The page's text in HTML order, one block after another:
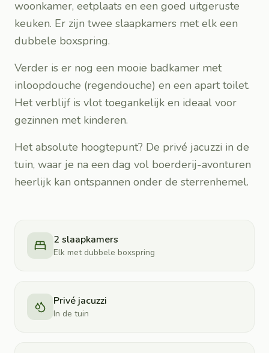
woonkamer, eetplaats en een goed uitgeruste
keuken. Er zijn twee slaapkamers met elk een
dubbele boxspring.
Verder is er nog een mooie badkamer met
inloopdouche (regendouche) en een apart toilet.
Het verblijf is vlot toegankelijk en ideaal voor
gezinnen met kinderen.
Het absolute hoogtepunt? De privé jacuzzi in de
tuin, waar je na een dag vol boerderij-avonturen
heerlijk kan ontspannen onder de sterrenhemel.
2 slaapkamers
Elk met dubbele boxspring
Privé jacuzzi
In de tuin